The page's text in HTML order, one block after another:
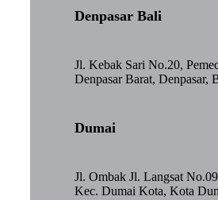
Denpasar Bali
Jl. Kebak Sari No.20,
Denpasar Barat, Denpasar,
Dumai
Jl. Ombak Jl. Langsat
Kec. Dumai Kota, Kota